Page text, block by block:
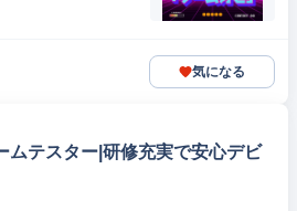
気になる
ムテスター|研修充実で安心デビ